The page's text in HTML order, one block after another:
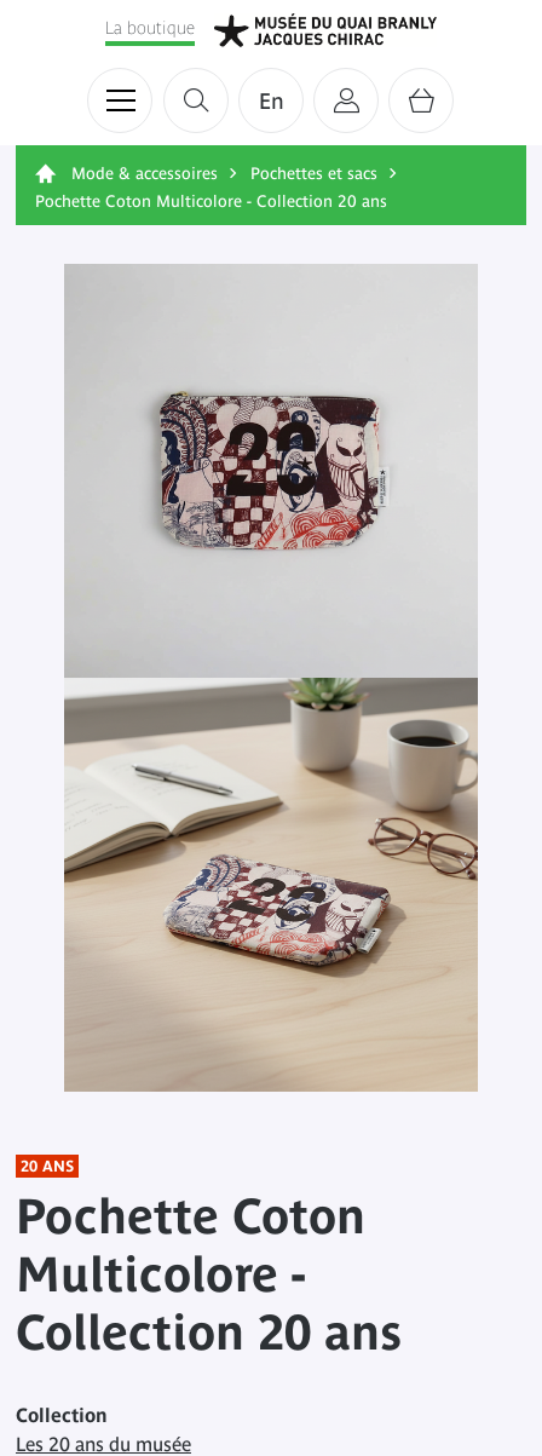
En
La boutique
Mode & accessoires
Pochettes et sacs
Pochette Coton Multicolore - Collection 20 ans
20 ANS
Pochette Coton
Multicolore -
Collection 20 ans
Collection
Les 20 ans du musée